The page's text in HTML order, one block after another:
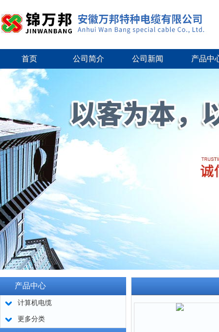
首页 公司简介 公司新闻 产品中
产品中心
计算机电缆
更多分类